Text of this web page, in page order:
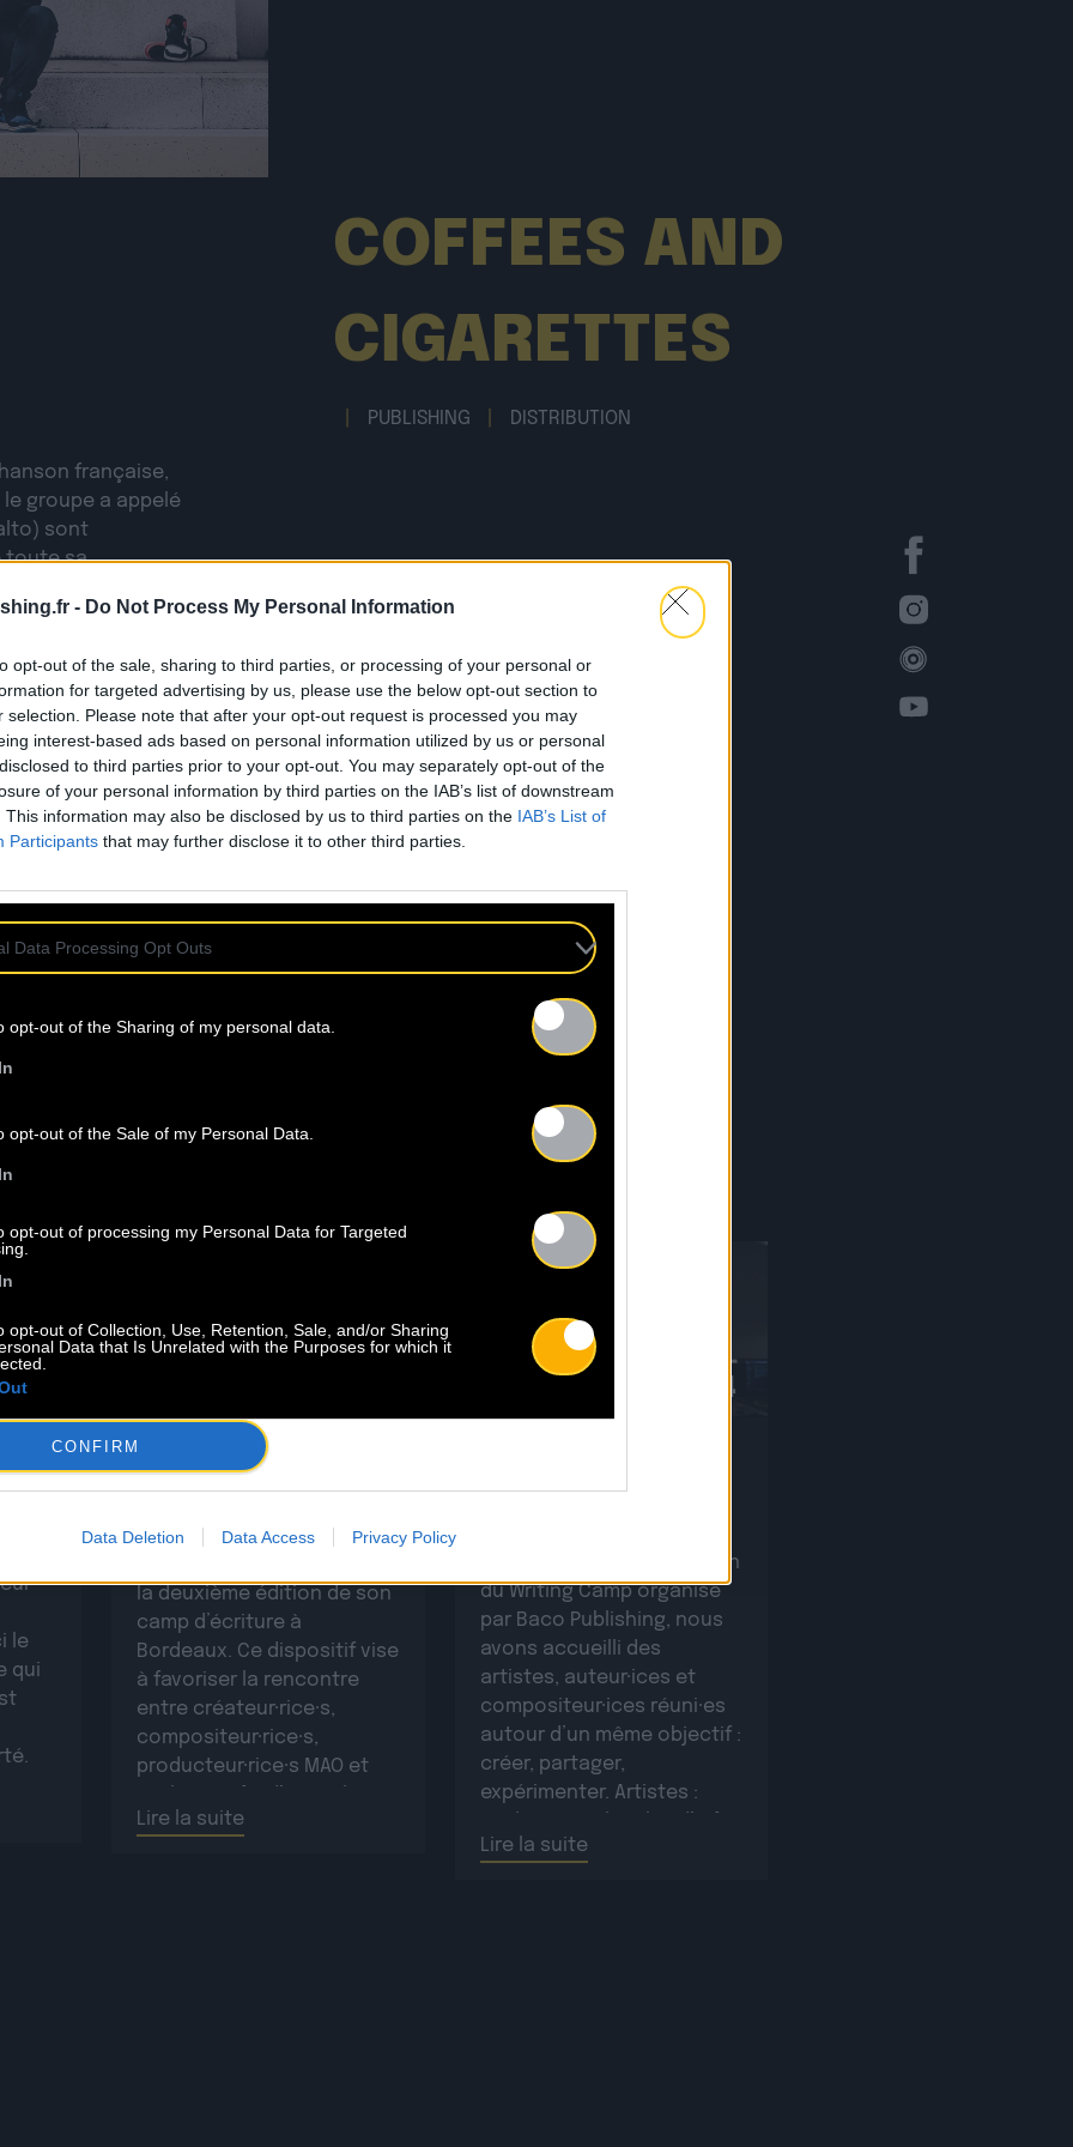
- Do Not Process My Personal Information
opt-out of the sale, sharing to third parties, or processing of your personal or
for targeted advertising by us, please use the below opt-out section to
selection. Please note that after your opt-out request is processed you may
interest-based ads based on personal information utilized by us or personal
to third parties prior to your opt-out. You may separately opt-out of the
of your personal information by third parties on the IAB’s list of downstream
This information may also be disclosed by us to third parties on the IAB’s List of
Participants that may further disclose it to other third parties.
Data Processing Opt Outs
opt-out of the Sharing of my personal data.
opt-out of the Sale of my Personal Data.
opt-out of processing my Personal Data for Targeted
opt-out of Collection, Use, Retention, Sale, and/or Sharing
Data that Is Unrelated with the Purposes for which it
CONFIRM
Data Deletion Data Access Privacy Policy
française,
groupe a appelé
sont
toute sa
singulier dont
la pop culture,
à leur actif et
2022. Le public
RFI, Radio
MONDE, D17,
l’étranger avec
COFFEES AND
CIGARETTES
PUBLISHING DISTRIBUTION
: coffees-and-cigarettes.
ACTUS
le
qui
23.06
INSCRIPTION AU BACO
WRITING CAMP 2026 –
Baco Publishing ouvre
la deuxième édition de son
camp d’écriture à
Bordeaux. Ce dispositif vise
à favoriser la rencontre
entre créateur·rice·s,
compositeur·rice·s,
producteur·rice·s MAO et
artistes à de nouvelles
Lire la suite
30.04
Pour cette première édition
du Writing Camp organisé
par Baco Publishing, nous
avons accueilli des
artistes, auteur·ices et
compositeur·ices réuni·es
autour d’un même objectif :
créer, partager,
expérimenter. Artistes :
sur ce lienRomañ plus
Lire la suite